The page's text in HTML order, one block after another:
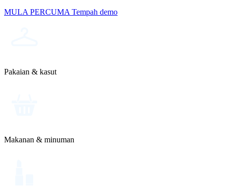
MULA PERCUMA Tempah demo
Pakaian & kasut
Makanan & minuman